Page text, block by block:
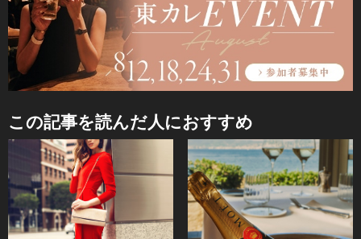
この記事を読んだ人におすすめ